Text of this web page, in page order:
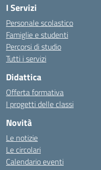
I Servizi
Personale scolastico
Famiglie e studenti
Percorsi di studio
Tutti i servizi
Didattica
Offerta formativa
I progetti delle classi
Novità
Le notizie
Le circolari
Calendario eventi